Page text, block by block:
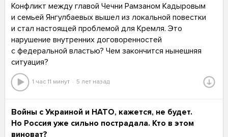
Конфликт между главой Чечни Рамзаном Кадыровым
и семьей Янгулбаевых вышел из локальной повестки
и стал настоящей проблемой для Кремля. Это
нарушение внутренних договоренностей
с федеральной властью? Чем закончится нынешняя
ситуация?
1 час 11 минут 5 лет назад
Войны с Украиной и НАТО, кажется, не будет.
Но Россия уже сильно пострадала. Кто в этом
виноват?